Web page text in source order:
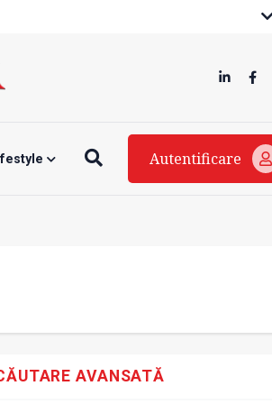
Autentificare
AVANSATĂ